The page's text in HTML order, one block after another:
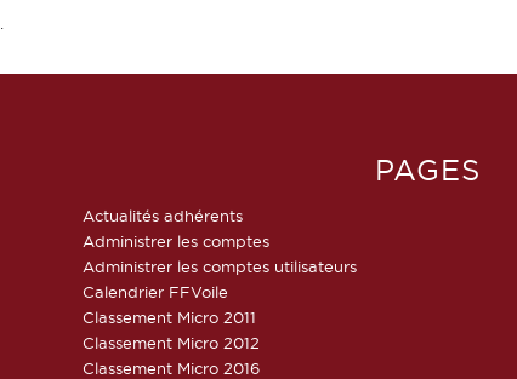
PAGES
Actualités adhérents
Administrer les comptes
Administrer les comptes utilisateurs
Calendrier FFVoile
Classement Micro 2011
Classement Micro 2012
Classement Micro 2016